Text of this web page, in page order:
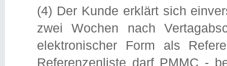
(4) Der Kunde erklärt sich
zwei Wochen nach
elektronischer Form als
Referenzenliste darf PMMC -